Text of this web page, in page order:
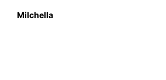
Milchella